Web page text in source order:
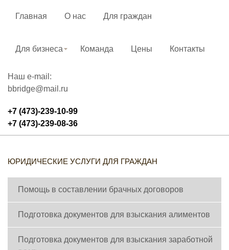
Главная О нас Для граждан
Для бизнеса Команда Цены Контакты
Наш e-mail:
bbridge@mail.ru
+7 (473)-239-10-99
+7 (473)-239-08-36
ЮРИДИЧЕСКИЕ УСЛУГИ ДЛЯ ГРАЖДАН
Помощь в составлении брачных договоров
Подготовка документов для взыскания алиментов
Подготовка документов для взыскания заработной